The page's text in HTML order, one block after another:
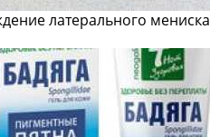
латерального мениска